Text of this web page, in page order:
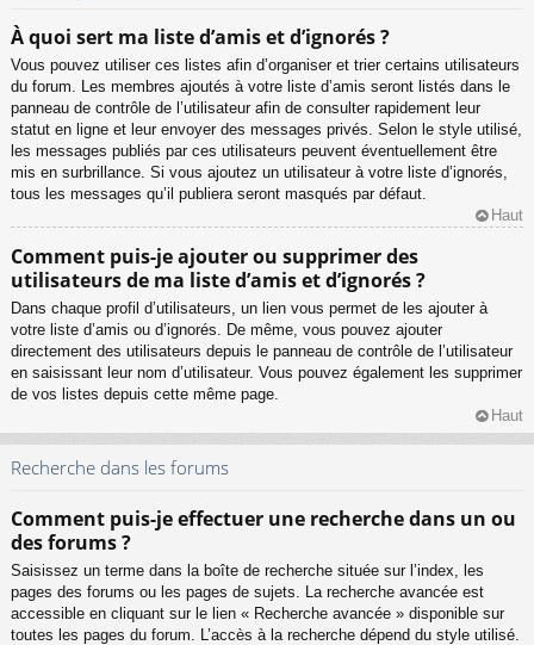
À quoi sert ma liste d’amis et d’ignorés ?
Vous pouvez utiliser ces listes afin d’organiser et trier certains utilisateurs
du forum. Les membres ajoutés à votre liste d’amis seront listés dans le
panneau de contrôle de l’utilisateur afin de consulter rapidement leur
statut en ligne et leur envoyer des messages privés. Selon le style utilisé,
les messages publiés par ces utilisateurs peuvent éventuellement être
mis en surbrillance. Si vous ajoutez un utilisateur à votre liste d’ignorés,
tous les messages qu’il publiera seront masqués par défaut.
Haut
Comment puis-je ajouter ou supprimer des
utilisateurs de ma liste d’amis et d’ignorés ?
Dans chaque profil d’utilisateurs, un lien vous permet de les ajouter à
votre liste d’amis ou d’ignorés. De même, vous pouvez ajouter
directement des utilisateurs depuis le panneau de contrôle de l’utilisateur
en saisissant leur nom d’utilisateur. Vous pouvez également les supprimer
de vos listes depuis cette même page.
Haut
Recherche dans les forums
Comment puis-je effectuer une recherche dans un ou
des forums ?
Saisissez un terme dans la boîte de recherche située sur l’index, les
pages des forums ou les pages de sujets. La recherche avancée est
accessible en cliquant sur le lien « Recherche avancée » disponible sur
toutes les pages du forum. L’accès à la recherche dépend du style utilisé.